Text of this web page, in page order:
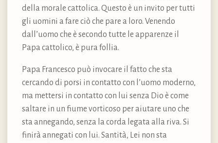
della morale cattolica. Questo è un invito per tutti
gli uomini a fare ciò che pare a loro. Venendo
dall’uomo che è secondo tutte le apparenze il
Papa cattolico, è pura follia.
Papa Francesco può invocare il fatto che sta
cercando di porsi in contatto con l’uomo moderno,
ma mettersi in contatto con lui senza Dio è come
saltare in un fiume vorticoso per aiutare uno che
sta annegando, senza la corda legata alla riva. Si
finirà annegati con lui. Santità, Lei non sta